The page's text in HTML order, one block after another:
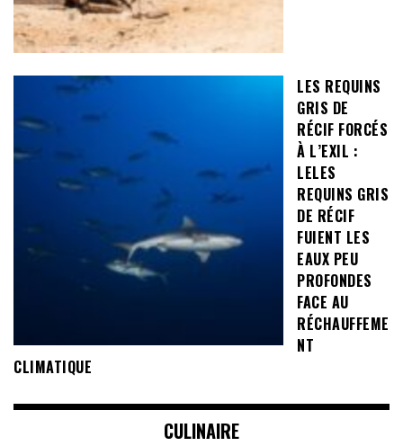
LES REQUINS
GRIS DE
RÉCIF FORCÉS
À L’EXIL :
LELES
REQUINS GRIS
DE RÉCIF
FUIENT LES
EAUX PEU
PROFONDES
FACE AU
RÉCHAUFFEME
NT
CLIMATIQUE
CULINAIRE